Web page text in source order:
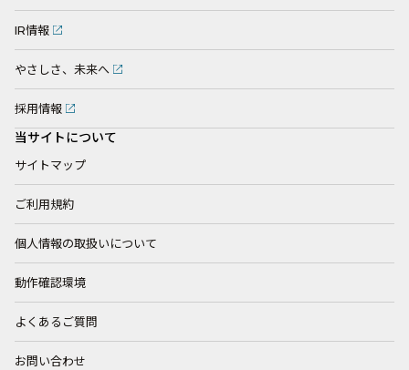
IR情報
やさしさ、未来へ
採用情報
当サイトについて
サイトマップ
ご利用規約
個人情報の取扱いについて
動作確認環境
よくあるご質問
お問い合わせ